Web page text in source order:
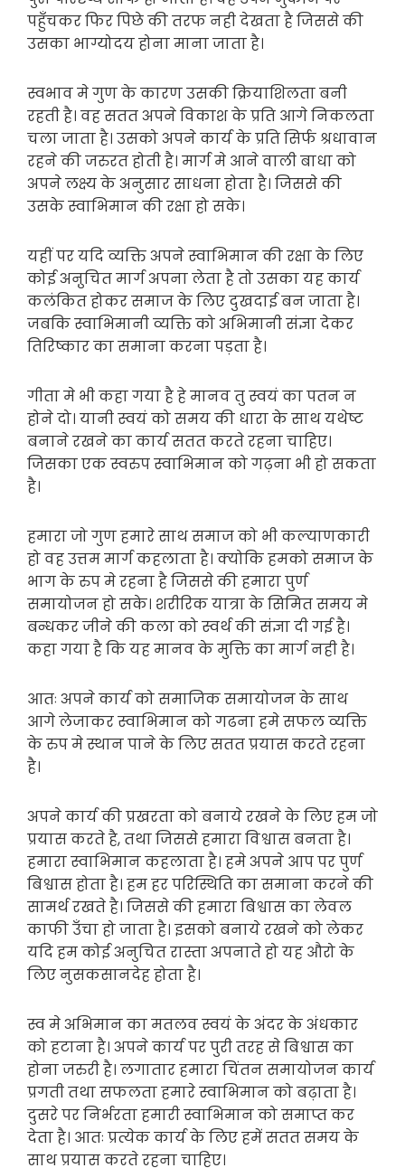
पहुँचकर फिर पिछे की तरफ नही देखता है जिससे की
उसका भाग्योदय होना माना जाता है।
स्वभाव मे गुण के कारण उसकी क्रियाशिलता बनी
रहती है। वह सतत अपने विकाश के प्रति आगे निकलता
चला जाता है। उसको अपने कार्य के प्रति सिर्फ श्रधावान
रहने की जरुरत होती है। मार्ग मे आने वाली बाधा को
अपने लक्ष्य के अनुसार साधना होता है। जिससे की
उसके स्वाभिमान की रक्षा हो सके।
यहीं पर यदि व्यक्ति अपने स्वाभिमान की रक्षा के लिए
कोई अऩुचित मार्ग अपना लेता है तो उसका यह कार्य
कलंकित होकर समाज के लिए दुखदाई बन जाता है।
जबकि स्वाभिमानी व्यक्ति को अभिमानी संज्ञा देकर
तिरिष्कार का समाना करना पड़ता है।
गीता मे भी कहा गया है हे मानव तु स्वयं का पतन न
होने दो। यानी स्वयं को समय की धारा के साथ यथेष्ट
बनाने रखने का कार्य सतत करते रहना चाहिए।
जिसका एक स्वरुप स्वाभिमान को गढ़ना भी हो सकता
है।
हमारा जो गुण हमारे साथ समाज को भी कल्याणकारी
हो वह उत्तम मार्ग कहलाता है। क्योकि हमको समाज के
भाग के रुप मे रहना है जिससे की हमारा पुर्ण
समायोजन हो सके। शरीरिक यात्रा के सिमित समय मे
बन्धकर जीने की कला को स्वर्थ की संज्ञा दी गई है।
कहा गया है कि यह मानव के मुक्ति का मार्ग नही है।
आतः अपने कार्य को समाजिक समायोजन के साथ
आगे लेजाकर स्वाभिमान को गढना हमे सफल व्यक्ति
के रुप मे स्थान पाने के लिए सतत प्रयास करते रहना
है।
अपने कार्य की प्रखरता को बनाये रखने के लिए हम जो
प्रयास करते है, तथा जिससे हमारा विश्वास बनता है।
हमारा स्वाभिमान कहलाता है। हमे अपने आप पर पुर्ण
बिश्वास होता है। हम हर परिस्थिति का समाना करने की
सामर्थ रखते है। जिससे की हमारा बिश्वास का लेवल
काफी उँचा हो जाता है। इसको बनाये रखने को लेकर
यदि हम कोई अनुचित रास्ता अपनाते हो यह औरो के
लिए नुसकसानदेह होता है।
स्व मे अभिमान का मतलव स्वयं के अंदर के अंधकार
को हटाना है। अपने कार्य पर पुरी तरह से बिश्वास का
होना जरुरी है। लगातार हमारा चिंतन समायोजन कार्य
प्रगती तथा सफलता हमारे स्वाभिमान को बढ़ाता है।
दुसरे पर निर्भरता हमारी स्वाभिमान को समाप्त कर
देता है। आतः प्रत्येक कार्य के लिए हमें सतत समय के
साथ प्रयास करते रहना चाहिए।